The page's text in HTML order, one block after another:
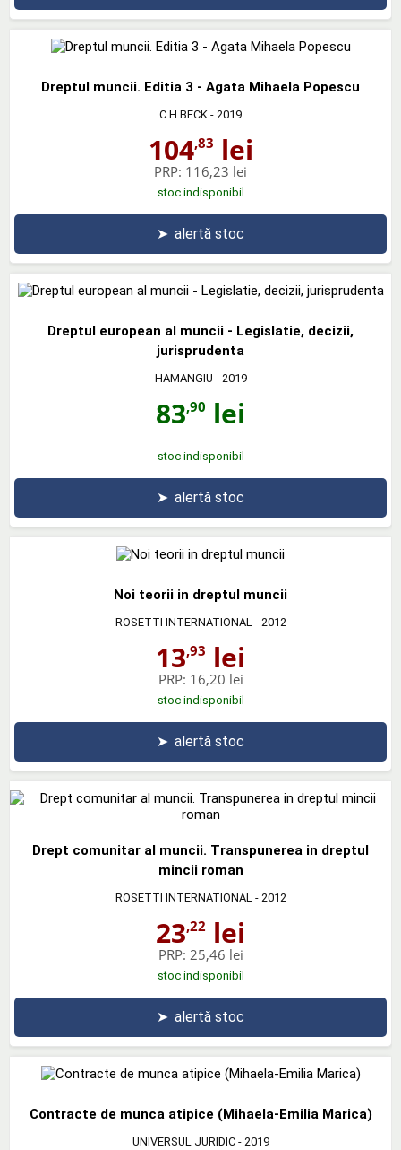
Dreptul muncii. Editia 3 - Agata Mihaela Popescu
C.H.BECK - 2019
104,83 lei
PRP: 116,23 lei
stoc indisponibil
➤ alertă stoc
Dreptul european al muncii - Legislatie, decizii,
jurisprudenta
HAMANGIU - 2019
83,90 lei
stoc indisponibil
➤ alertă stoc
Noi teorii in dreptul muncii
ROSETTI INTERNATIONAL- 2012
13,93 lei
PRP: 16,20 lei
stoc indisponibil
➤ alertă stoc
Drept comunitar al muncii. Transpunerea in dreptul
mincii roman
ROSETTI INTERNATIONAL- 2012
23,22 lei
PRP: 25,46 lei
stoc indisponibil
➤ alertă stoc
Contracte de munca atipice (Mihaela-Emilia Marica)
UNIVERSUL JURIDIC- 2019